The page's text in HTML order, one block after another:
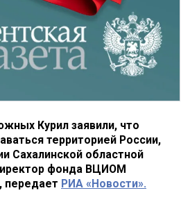
Курил заявили, что
территорией России,
Сахалинской областной
фонда ВЦИОМ
передает РИА «Новости».